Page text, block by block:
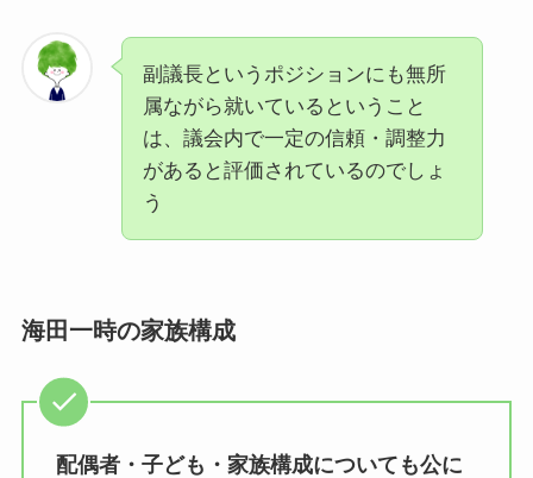
副議長というポジションにも無所
属ながら就いているということ
は、議会内で一定の信頼・調整力
があると評価されているのでしょ
う
海田一時の家族構成
配偶者・子ども・家族構成についても公に